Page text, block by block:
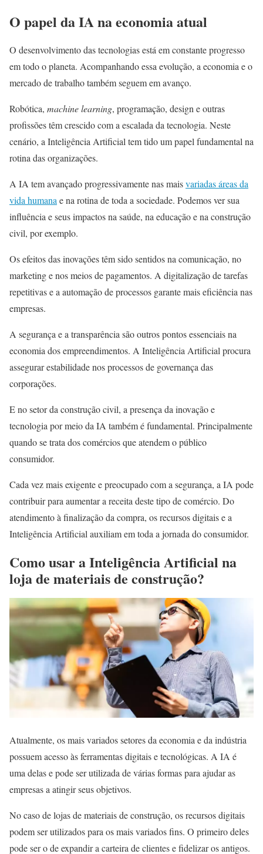
O papel da IA na economia atual
O desenvolvimento das tecnologias está em constante progresso
em todo o planeta. Acompanhando essa evolução, a economia e o
mercado de trabalho também seguem em avanço.
Robótica, machine learning, programação, design e outras
profissões têm crescido com a escalada da tecnologia. Neste
cenário, a Inteligência Artificial tem tido um papel fundamental na
rotina das organizações.
A IA tem avançado progressivamente nas maisvariadas áreas da
vida humana e na rotina de toda a sociedade. Podemos ver sua
influência e seus impactos na saúde, na educação e na construção
civil, por exemplo.
Os efeitos das inovações têm sido sentidos na comunicação, no
marketing e nos meios de pagamentos. A digitalização de tarefas
repetitivas e a automação de processos garante mais eficiência nas
empresas.
A segurança e a transparência são outros pontos essenciais na
economia dos empreendimentos. A Inteligência Artificial procura
assegurar estabilidade nos processos de governança das
corporações.
E no setor da construção civil, a presença da inovação e
tecnologia por meio da IA também é fundamental. Principalmente
quando se trata dos comércios que atendem o público
consumidor.
Cada vez mais exigente e preocupado com a segurança, a IA pode
contribuir para aumentar a receita deste tipo de comércio. Do
atendimento à finalização da compra, os recursos digitais e a
Inteligência Artificial auxiliam em toda a jornada do consumidor.
Como usar a Inteligência Artificial na
loja de materiais de construção?
Atualmente, os mais variados setores da economia e da indústria
possuem acesso às ferramentas digitais e tecnológicas. A IA é
uma delas e pode ser utilizada de várias formas para ajudar as
empresas a atingir seus objetivos.
No caso de lojas de materiais de construção, os recursos digitais
podem ser utilizados para os mais variados fins. O primeiro deles
pode ser o de expandir a carteira de clientes e fidelizar os antigos.